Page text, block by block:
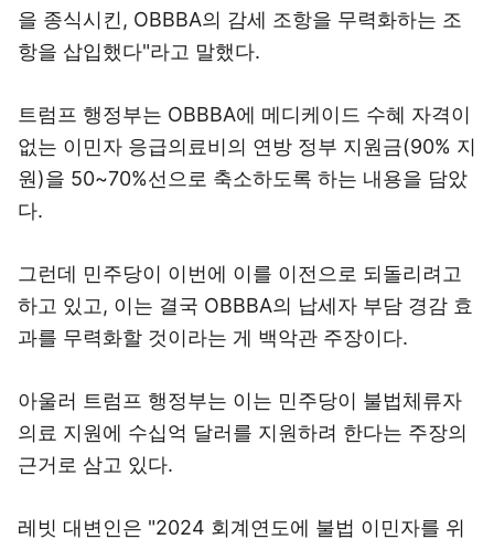
을 종식시킨, OBBBA의 감세 조항을 무력화하는 조
항을 삽입했다"라고 말했다.
트럼프 행정부는 OBBBA에 메디케이드 수혜 자격이
없는 이민자 응급의료비의 연방 정부 지원금(90% 지
원)을 50~70%선으로 축소하도록 하는 내용을 담았
다.
그런데 민주당이 이번에 이를 이전으로 되돌리려고
하고 있고, 이는 결국 OBBBA의 납세자 부담 경감 효
과를 무력화할 것이라는 게 백악관 주장이다.
아울러 트럼프 행정부는 이는 민주당이 불법체류자
의료 지원에 수십억 달러를 지원하려 한다는 주장의
근거로 삼고 있다.
레빗 대변인은 "2024 회계연도에 불법 이민자를 위